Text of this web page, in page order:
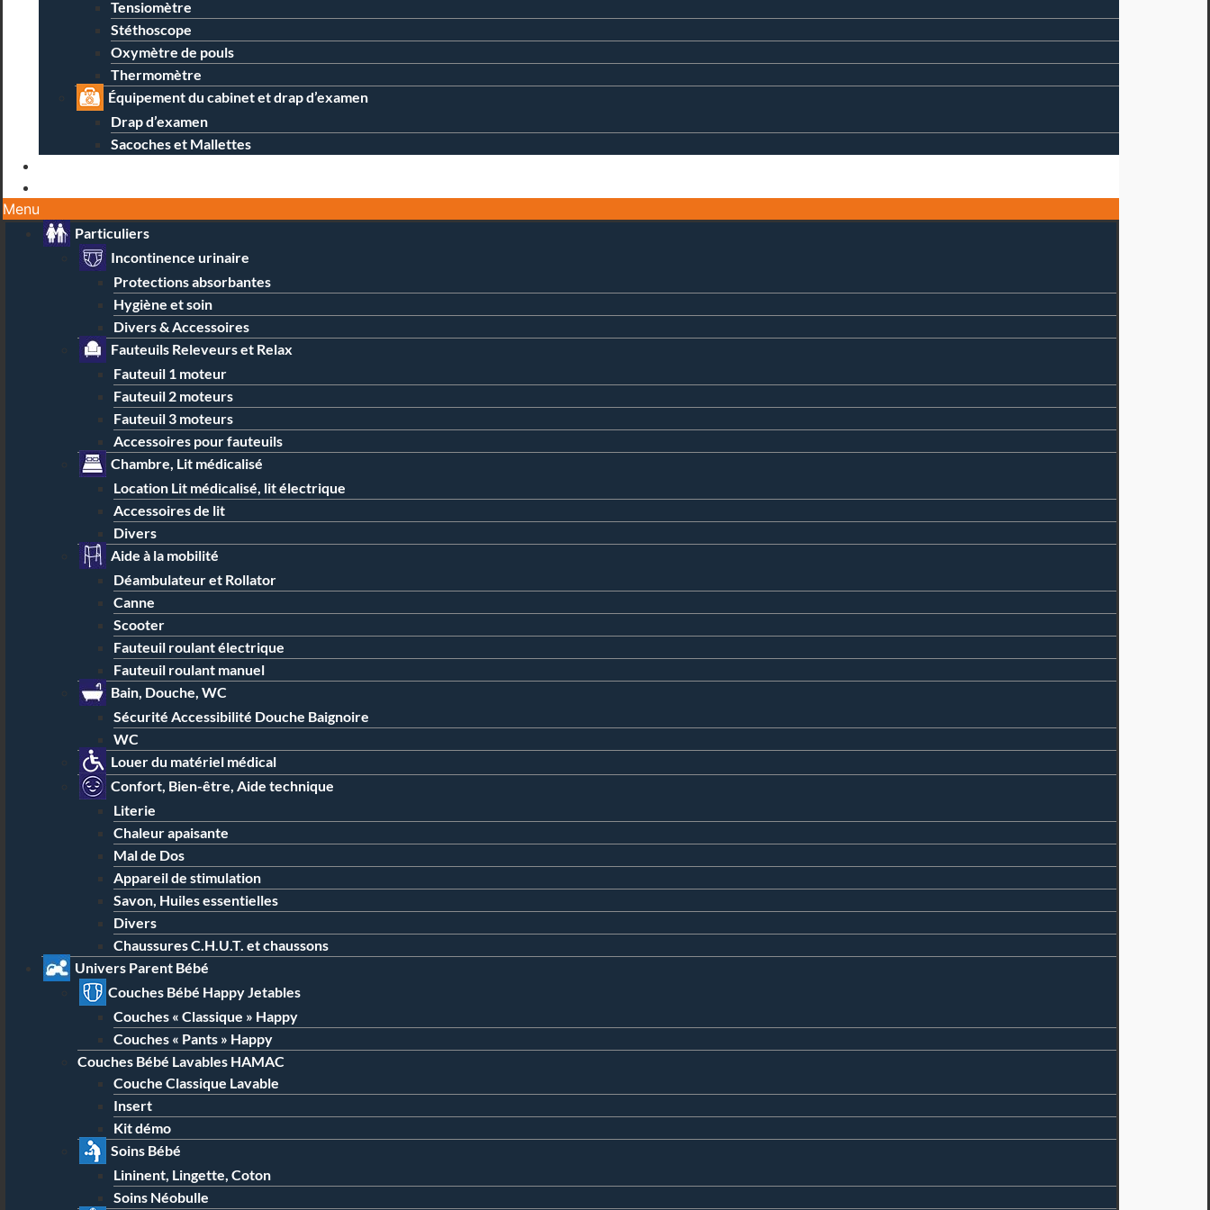
Tensiomètre
Stéthoscope
Oxymètre de pouls
Thermomètre
Équipement du cabinet et drap d’examen
Drap d’examen
Sacoches et Mallettes
Menu
Particuliers
Incontinence urinaire
Protections absorbantes
Hygiène et soin
Divers & Accessoires
Fauteuils Releveurs et Relax
Fauteuil 1 moteur
Fauteuil 2 moteurs
Fauteuil 3 moteurs
Accessoires pour fauteuils
Chambre, Lit médicalisé
Location Lit médicalisé, lit électrique
Accessoires de lit
Divers
Aide à la mobilité
Déambulateur et Rollator
Canne
Scooter
Fauteuil roulant électrique
Fauteuil roulant manuel
Bain, Douche, WC
Sécurité Accessibilité Douche Baignoire
WC
Louer du matériel médical
Confort, Bien-être, Aide technique
Literie
Chaleur apaisante
Mal de Dos
Appareil de stimulation
Savon, Huiles essentielles
Divers
Chaussures C.H.U.T. et chaussons
Univers Parent Bébé
Couches Bébé Happy Jetables
Couches « Classique » Happy
Couches « Pants » Happy
Couches Bébé Lavables HAMAC
Couche Classique Lavable
Insert
Kit démo
Soins Bébé
Lininent, Lingette, Coton
Soins Néobulle